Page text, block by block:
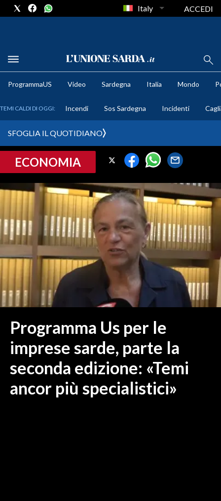
METEO
CRONACA SARDEGNA
PROVINCIA DI CAGLIARI
MEDIO CAMPIDANO
ORISTANO E PROVINCIA
SASSARI E PROVINCIA
NUORO E PROVINCIA
OGLIASTRA
CRONACA
ITALIA
MONDO
POLITICA
Italy ACCEDI
ProgrammaUS Video Sardegna Italia Mondo
TEMI CALDI DI OGGI: Incendi Sos Sardegna Incidenti
SFOGLIA IL QUOTIDIANO
ECONOMIA
Programma Us per le
imprese sarde, parte la
seconda edizione: «Temi
ancor più specialistici»